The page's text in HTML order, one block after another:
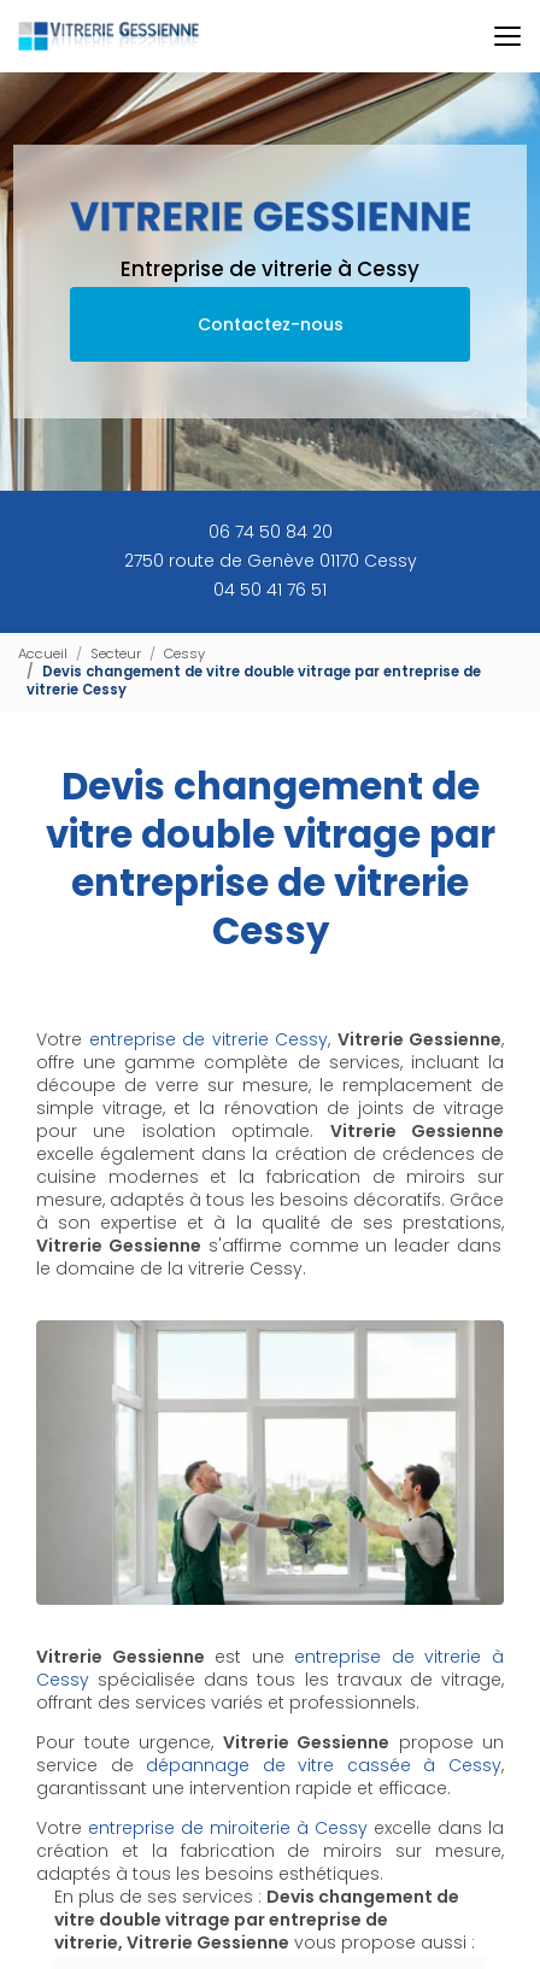
au
contenu
principal
Entreprise de vitrerie à Cessy
Contactez-nous
06 74 50 84 20
2750 route de Genève 01170 Cessy
04 50 41 76 51
Accueil Secteur
Cessy
Devis changement de vitre double vitrage par entreprise de
vitrerie Cessy
Devis changement de
vitre double vitrage par
entreprise de vitrerie
Cessy
Votre entreprise de vitrerie Cessy, Vitrerie Gessienne,
offre une gamme complète de services, incluant la
découpe de verre sur mesure, le remplacement de
simple vitrage, et la rénovation de joints de vitrage
pour une isolation optimale. Vitrerie Gessienne
excelle également dans la création de crédences de
cuisine modernes et la fabrication de miroirs sur
mesure, adaptés à tous les besoins décoratifs. Grâce
à son expertise et à la qualité de ses prestations,
Vitrerie Gessienne s'affirme comme un leader dans
le domaine de la vitrerie Cessy.
Vitrerie Gessienne est une entreprise de vitrerie à
Cessy spécialisée dans tous les travaux de vitrage,
offrant des services variés et professionnels.
Pour toute urgence, Vitrerie Gessienne propose un
service de dépannage de vitre cassée à Cessy,
garantissant une intervention rapide et efficace.
Votre entreprise de miroiterie à Cessy excelle dans la
création et la fabrication de miroirs sur mesure,
adaptés à tous les besoins esthétiques.
En plus de ses services : Devis changement de
vitre double vitrage par entreprise de
vitrerie, Vitrerie Gessienne vous propose aussi :